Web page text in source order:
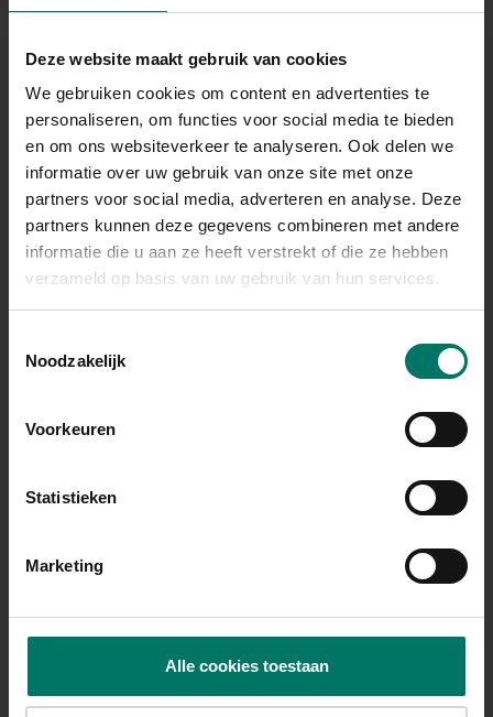
Deze website maakt gebruik van cookies
We gebruiken cookies om content en advertenties te
personaliseren, om functies voor social media te bieden
en om ons websiteverkeer te analyseren. Ook delen we
informatie over uw gebruik van onze site met onze
partners voor social media, adverteren en analyse. Deze
partners kunnen deze gegevens combineren met andere
informatie die u aan ze heeft verstrekt of die ze hebben
verzameld op basis van uw gebruik van hun services.
Noodzakelijk
Voorkeuren
Statistieken
Marketing
Alle cookies toestaan
BEREIDING
Verwarm een heteluchtoven voor op 190 graden.
Doe de haver- en amandelmeel, bakpoeder en
suikervervanger bij elkaar. Roer door elkaar.
aan. Is ok) verdeel in 5 stukken.
voor een opstaande rand.
Begin ondertussen met het maken van de vulling.
Verwarm de melk in een steelpannetje.
en havermeel toe. Roer goed door. Voeg de
passievrucht toe en roer even mee totdat je een
dikkere substantie krijgt.